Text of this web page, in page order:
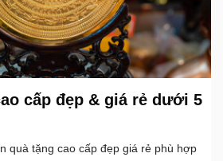
cấp đẹp & giá rẻ dưới 5
quà tặng cao cấp đẹp giá rẻ phù hợp